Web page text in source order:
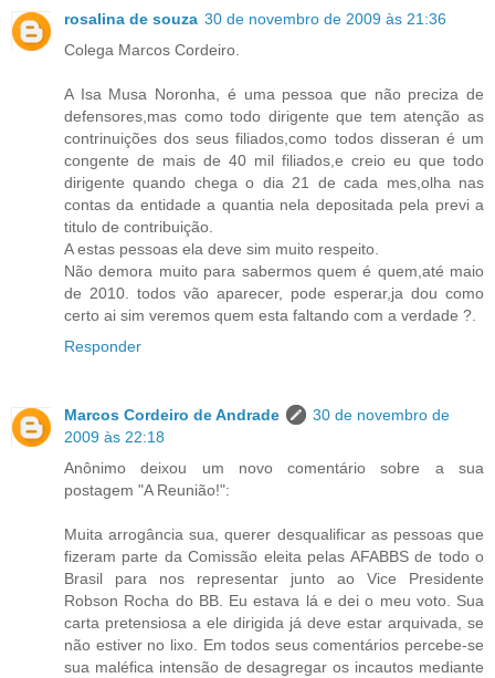
rosalina de souza 30 de novembro de 2009 às 21:36
Colega Marcos Cordeiro.
A Isa Musa Noronha, é uma pessoa que não preciza de
defensores,mas como todo dirigente que tem atenção as
contrinuições dos seus filiados,como todos disseran é um
congente de mais de 40 mil filiados,e creio eu que todo
dirigente quando chega o dia 21 de cada mes,olha nas
contas da entidade a quantia nela depositada pela previ a
titulo de contribuição.
A estas pessoas ela deve sim muito respeito.
Não demora muito para sabermos quem é quem,até maio
de 2010. todos vão aparecer, pode esperar,ja dou como
certo ai sim veremos quem esta faltando com a verdade ?.
Responder
Marcos Cordeiro de Andrade
30 de novembro de
2009 às 22:18
Anônimo deixou um novo comentário sobre a sua
postagem "A Reunião!":
Muita arrogância sua, querer desqualificar as pessoas que
fizeram parte da Comissão eleita pelas AFABBS de todo o
Brasil para nos representar junto ao Vice Presidente
Robson Rocha do BB. Eu estava lá e dei o meu voto. Sua
carta pretensiosa a ele dirigida já deve estar arquivada, se
não estiver no lixo. Em todos seus comentários percebe-se
sua maléfica intensão de desagregar os incautos mediante